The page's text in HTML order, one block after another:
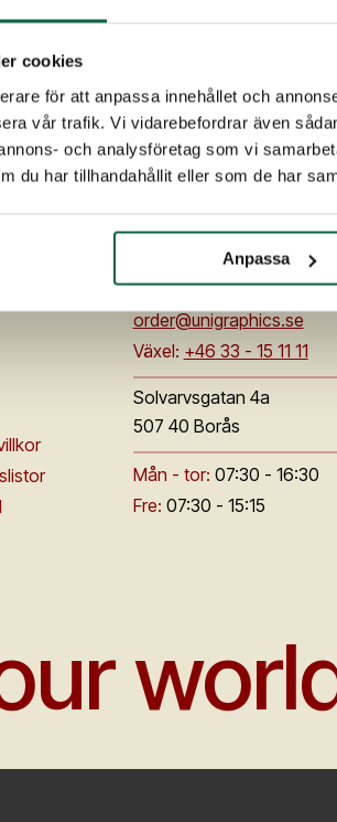
cookies
för att anpassa innehållet och
vår trafik. Vi vidarebefordrar även
och analysföretag som vi
du har tillhandahållit eller som de har
Anpassa
Kontakt & öppettider
order@unigraphics.se
Växel: +46 33 - 15 11 11
Solvarvsgatan 4a
507 40 Borås
Mån - tor: 07:30 - 16:30
Fre: 07:30 - 15:15